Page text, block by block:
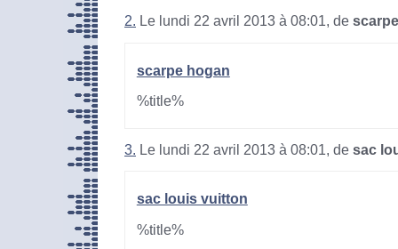
2. Le lundi 22 avril 2013 à 08:01, de
scarpe hogan
%title%
3. Le lundi 22 avril 2013 à 08:01, de sac
sac louis vuitton
%title%